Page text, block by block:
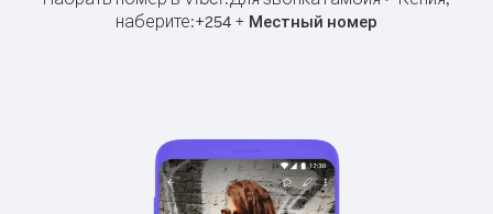
наберите:+254 + Местный номер